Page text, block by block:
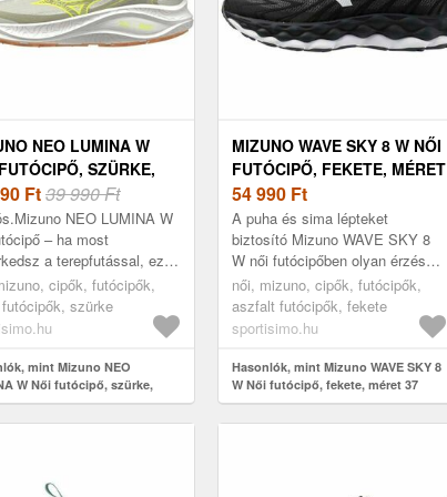
NEO LUMINA W
SZÜRKE,
37
Ft39 990 Ft
NEO LUMINA W
– ha most
a terepfutással, ez a
társad lesz. A
MIZUNO ENERZY
puha lépés...
cipők, futócipők,
szürke
mint Mizuno NEO
W Női futócipő, szürke,
MIZUNO WAVE SKY 8 W NŐI
FUTÓCIPŐ, FEKETE, MÉRET
37
54 990 Ft
A puha és sima lépteket
biztosító Mizuno WAVE SKY 8
W női futócipőben olyan érzésed
lesz, mintha szárnyalnál. A
forradalmi MIZUNO ENERZY
NXT anyag ...
női, mizuno, cipők, futócipők,
aszfalt futócipők, fekete
sportisimo.hu
Hasonlók, mint Mizuno WAVE SKY 8
W Női futócipő, fekete, méret 37